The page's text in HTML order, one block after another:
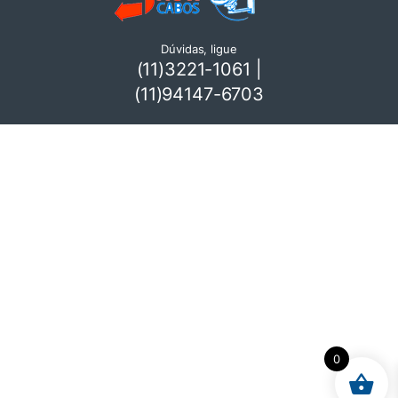
Dúvidas, ligue
(11)3221-1061 |
(11)94147-6703
0